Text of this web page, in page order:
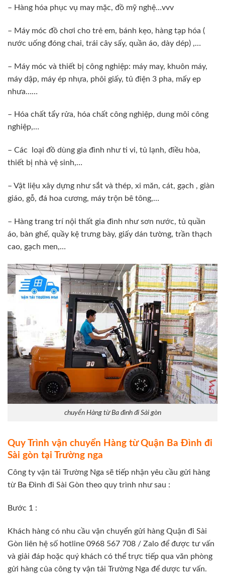
– Hàng hóa phục vụ may mặc, đồ mỹ nghệ…vvv
– Máy móc đồ chơi cho trẻ em, bánh kẹo, hàng tạp hóa (
nước uống đóng chai, trái cây sấy, quần áo, dày dép) ,…
– Máy móc và thiết bị công nghiệp: máy may, khuôn máy,
máy dập, máy ép nhựa, phôi giấy, tủ điện 3 pha, mấy ep
nhưa……
– Hóa chất tẩy rửa, hóa chất công nghiệp, dung môi công
nghiệp,…
– Các loại đồ dùng gia đình như ti vi, tủ lạnh, điều hòa,
thiết bị nhà vệ sinh,…
– Vật liệu xây dựng như sắt và thép, xi măn, cát, gạch , giàn
giáo, gỗ, đá hoa cương, máy trộn bê tông,…
– Hàng trang trí nội thất gia đình như sơn nước, tủ quần
áo, bàn ghế, quầy kệ trưng bày, giấy dán tường, trần thạch
cao, gạch men,…
chuyển Hàng từ Ba đình đi Sài gòn
Quy Trình vận chuyển Hàng từ Quận Ba Đình đi
Sài gòn tại Trường nga
Công ty vận tải Trường Nga sẽ tiếp nhận yêu cầu gửi hàng
từ Ba Đình đi Sài Gòn theo quy trình như sau :
Bước 1 :
Khách hàng có nhu cầu vận chuyển gửi hàng Quận đi Sài
Gòn liên hệ số hotline 0968 567 708 / Zalo để được tư vấn
và giải đáp hoặc quý khách có thể trực tiếp qua văn phòng
gửi hàng của công ty vận tải Trường Nga để dược tư vấn.